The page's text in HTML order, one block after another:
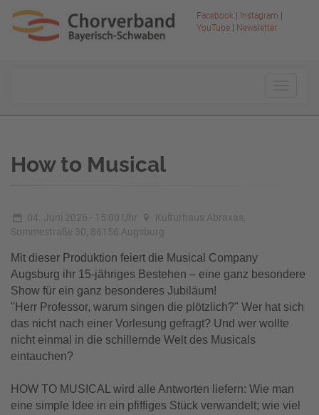
Facebook Instagram
YouTube
Newsletter
How to Musical
04. Juni 2026 - 15:00 Uhr
Kulturhaus Abraxas,
Sommestraße 30, 86156 Augsburg
Mit dieser Produktion feiert die Musical Company
Augsburg ihr 15-jähriges Bestehen – eine ganz besondere
Show für ein ganz besonderes Jubiläum!
"Herr Professor, warum singen die plötzlich?" Wer hat sich
das nicht nach einer Vorlesung gefragt? Und wer wollte
nicht einmal in die schillernde Welt des Musicals
eintauchen?
HOW TO MUSICAL wird alle Antworten liefern: Wie man
eine simple Idee in ein pfiffiges Stück verwandelt; wie viel